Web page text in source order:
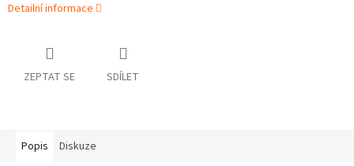
Detailní informace
ZEPTAT SE SDÍLET
Popis Diskuze